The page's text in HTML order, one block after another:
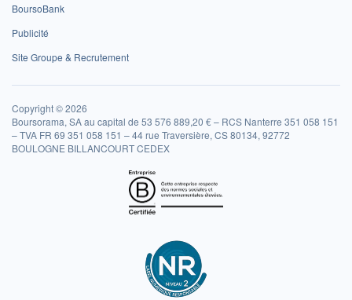
BoursoBank
Publicité
Site Groupe & Recrutement
Copyright © 2026
Boursorama, SA au capital de 53 576 889,20 € – RCS Nanterre 351 058 151
– TVA FR 69 351 058 151 – 44 rue Traversière, CS 80134, 92772
BOULOGNE BILLANCOURT CEDEX